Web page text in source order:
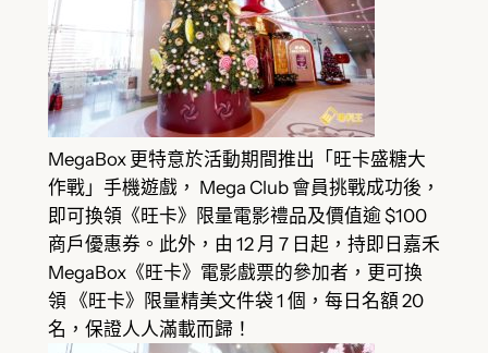
MegaBox 更特意於活動期間推出「旺卡盛糖大
作戰」手機遊戲， Mega Club 會員挑戰成功後，
即可換領《旺卡》限量電影禮品及價值逾 $100
商戶優惠券。此外，由 12 月 7 日起，持即日嘉禾
MegaBox《旺卡》電影戲票的參加者，更可換
領 《旺卡》限量精美文件袋 1 個，每日名額 20
名，保證人人滿載而歸！